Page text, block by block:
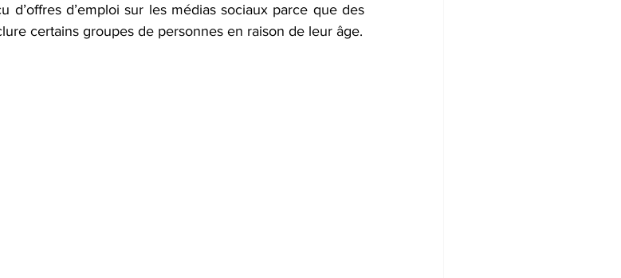
d’offres d’emploi sur les médias sociaux parce que des
certains groupes de personnes en raison de leur âge.